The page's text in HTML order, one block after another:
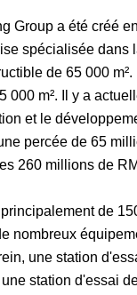
Group a été créé
spécialisée
de 65 000
000 m². Il y a
et le
percée de 65
260 millions de
de
nombreux
une station
station d'essai